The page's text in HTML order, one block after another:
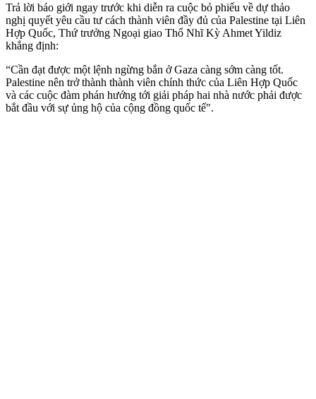
Trả lời báo giới ngay trước khi diễn ra cuộc bỏ phiếu về dự thảo
nghị quyết yêu cầu tư cách thành viên đầy đủ của Palestine tại Liên
Hợp Quốc, Thứ trưởng Ngoại giao Thổ Nhĩ Kỳ Ahmet Yildiz
khẳng định:
“Cần đạt được một lệnh ngừng bắn ở Gaza càng sớm càng tốt.
Palestine nên trở thành thành viên chính thức của Liên Hợp Quốc
và các cuộc đàm phán hướng tới giải pháp hai nhà nước phải được
bắt đầu với sự ủng hộ của cộng đồng quốc tế".